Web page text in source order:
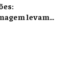
levam
Campos